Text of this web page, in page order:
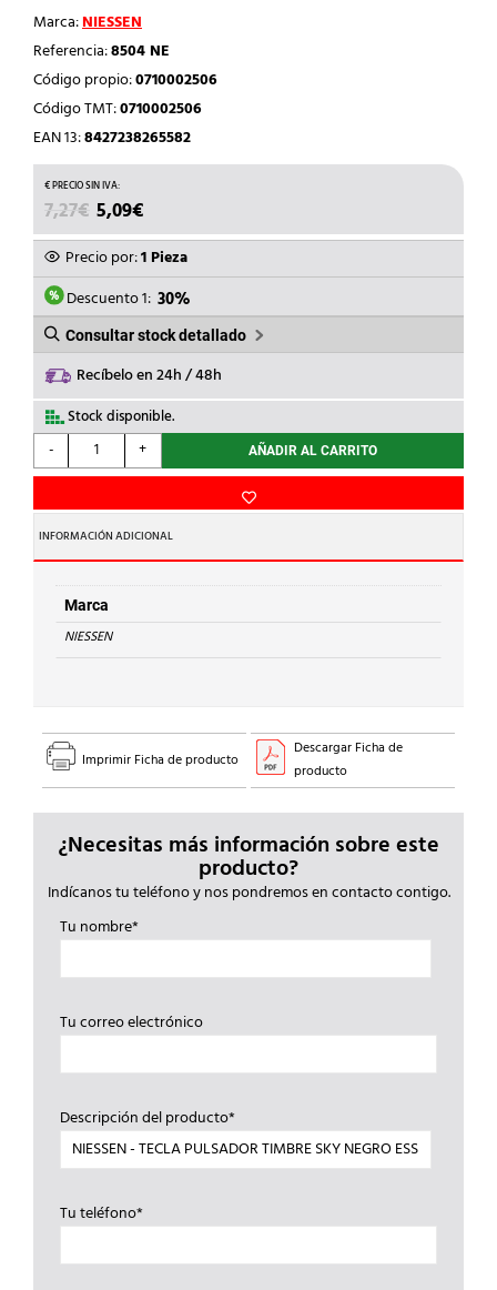
Marca:NIESSEN
Referencia:8504 NE
Código propio:0710002506
Código TMT:0710002506
EAN 13:8427238265582
7,27€ EL
PRECIO
ORIGINAL
ERA:
7,27€.
5,09€
PRECIO
ACTUAL
ES:
5,09€.
Precio por:1 Pieza
Descuento 1: 30%
Consultar stock detallado
Recíbelo en 24h / 48h
Stock disponible.
-
NIESSEN
-
PULSADOR
TIMBRE
SKY
NEGRO
ESSENCE
cantidad
+ AÑADIR AL CARRITO
INFORMACIÓN ADICIONAL
Marca
NIESSEN
Imprimir Ficha de producto
Descargar Ficha de
producto
¿Necesitas más información sobre este
producto?
Indícanos tu teléfono y nos pondremos en contacto contigo.
Tu nombre*
Tu correo electrónico
Descripción del producto*
Tu teléfono*